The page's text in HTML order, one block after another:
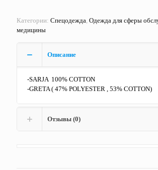
Категории: Спецодежда, Одежда для сферы
медицины
Описание
-SARJA 100% COTTON
-GRETA ( 47% POLYESTER , 53% COTTON)
Отзывы (0)